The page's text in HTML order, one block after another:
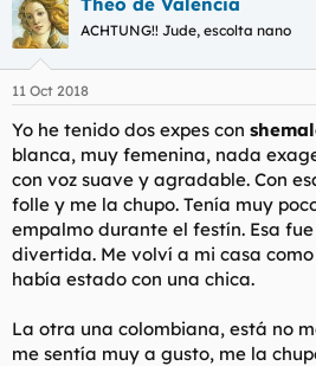
ACHTUNG!! Jude, escolta nano
11 Oct 2018
Yo he tenido dos expes con
blanca, muy femenina, nada
con voz suave y agradable. Con
folle y me la chupo. Tenía muy
empalmo durante el festín. Esa
divertida. Me volví a mi casa
había estado con una chica.
La otra una colombiana, está no
me sentía muy a gusto, me la